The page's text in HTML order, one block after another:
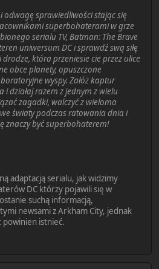
odwagę sprawiedliwości stając się
superbohaterami w grze
serialu TV, Batman: The Brave
uniwersum DC i sprawdź swą siłę
drodze, która przeniesie cie przez ulice
obce planety, opuszczone
wyspy. Załóż kaptur
i działaj razem z jednym z wielu
zagadki, walczyć z wieloma
światy podczas ratowania dnia i
znaczy być superbohaterem!
adaptacją serialu, jak widzimy
DC którzy pojawili się w
suchą informacją,
newsami z Arkham City, jednak
powinien istnieć.